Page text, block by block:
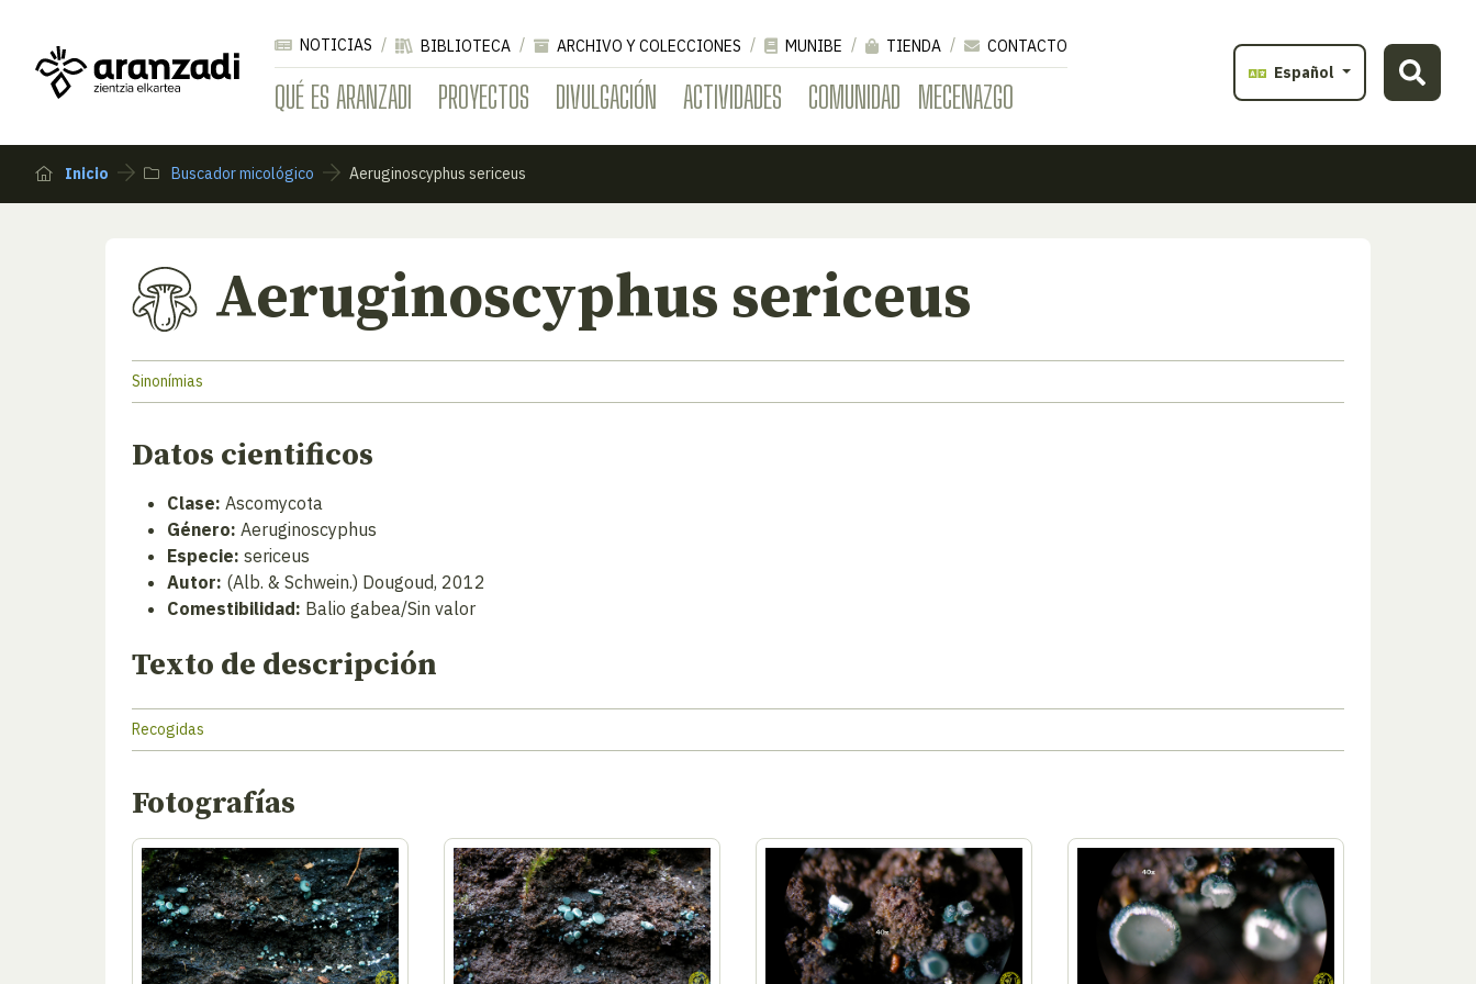
QUÉ ES ARANZADI PROYECTOS DIVULGACIÓN ACTIVIDADES COMUNIDAD MECENAZGO
NOTICIAS BIBLIOTECA ARCHIVO Y COLECCIONES MUNIBE TIENDA
CONTACTO
Español
Inicio Buscador micológico Aeruginoscyphus sericeus
Aeruginoscyphus sericeus
Sinonímias
Datos cientificos
Clase: Ascomycota
Género: Aeruginoscyphus
Especie: sericeus
Autor: (Alb. & Schwein.) Dougoud, 2012
Comestibilidad: Balio gabea/Sin valor
Texto de descripción
Recogidas
Fotografías